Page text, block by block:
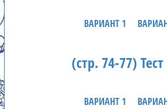
ВАРИАНТ 1
(стр. 74-77)
ВАРИАНТ 1